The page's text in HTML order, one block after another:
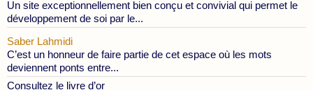
Un site exceptionnellement bien conçu et convivial qui permet le
développement de soi par le...
Saber Lahmidi
C’est un honneur de faire partie de cet espace où les mots
deviennent ponts entre...
Consultez le livre d’or